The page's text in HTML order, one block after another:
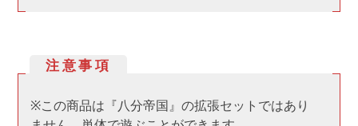
注意事項
※この商品は『八分帝国』の拡張セットではあり